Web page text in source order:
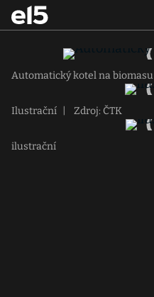
Automatický kotel na biomasu
Ilustrační Zdroj: ČTK
ilustrační